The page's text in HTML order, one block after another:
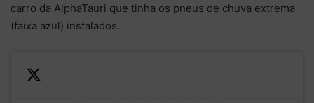
carro da AlphaTauri que tinha os pneus de chuva extrema
(faixa azul) instalados.